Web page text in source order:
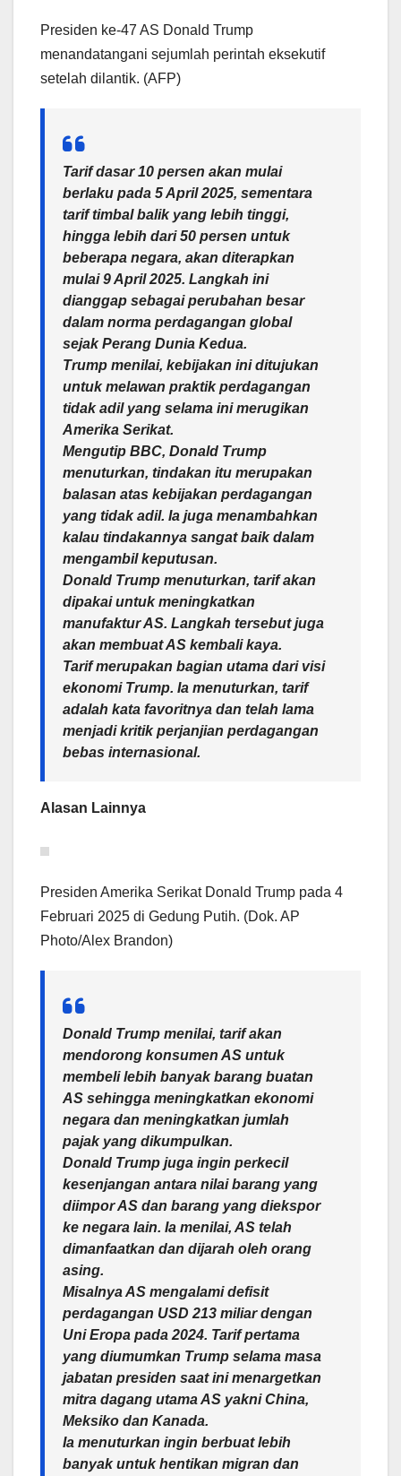
Presiden ke-47 AS Donald Trump
menandatangani sejumlah perintah eksekutif
setelah dilantik. (AFP)
Tarif dasar 10 persen akan mulai
berlaku pada 5 April 2025, sementara
tarif timbal balik yang lebih tinggi,
hingga lebih dari 50 persen untuk
beberapa negara, akan diterapkan
mulai 9 April 2025. Langkah ini
dianggap sebagai perubahan besar
dalam norma perdagangan global
sejak Perang Dunia Kedua.
Trump menilai, kebijakan ini ditujukan
untuk melawan praktik perdagangan
tidak adil yang selama ini merugikan
Amerika Serikat.
Mengutip BBC, Donald Trump
menuturkan, tindakan itu merupakan
balasan atas kebijakan perdagangan
yang tidak adil. Ia juga menambahkan
kalau tindakannya sangat baik dalam
mengambil keputusan.
Donald Trump menuturkan, tarif akan
dipakai untuk meningkatkan
manufaktur AS. Langkah tersebut juga
akan membuat AS kembali kaya.
Tarif merupakan bagian utama dari visi
ekonomi Trump. Ia menuturkan, tarif
adalah kata favoritnya dan telah lama
menjadi kritik perjanjian perdagangan
bebas internasional.
Alasan Lainnya
Presiden Amerika Serikat Donald Trump pada 4
Februari 2025 di Gedung Putih. (Dok. AP
Photo/Alex Brandon)
Donald Trump menilai, tarif akan
mendorong konsumen AS untuk
membeli lebih banyak barang buatan
AS sehingga meningkatkan ekonomi
negara dan meningkatkan jumlah
pajak yang dikumpulkan.
Donald Trump juga ingin perkecil
kesenjangan antara nilai barang yang
diimpor AS dan barang yang diekspor
ke negara lain. Ia menilai, AS telah
dimanfaatkan dan dijarah oleh orang
asing.
Misalnya AS mengalami defisit
perdagangan USD 213 miliar dengan
Uni Eropa pada 2024. Tarif pertama
yang diumumkan Trump selama masa
jabatan presiden saat ini menargetkan
mitra dagang utama AS yakni China,
Meksiko dan Kanada.
Ia menuturkan ingin berbuat lebih
banyak untuk hentikan migran dan